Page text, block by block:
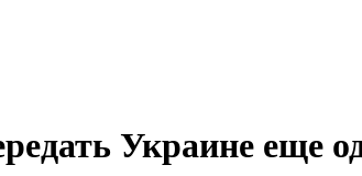
Украине еще